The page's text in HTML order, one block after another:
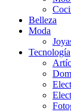
Belleza
Moda
Tecnología